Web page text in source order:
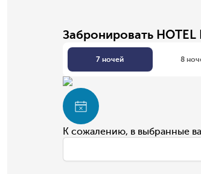
Забронировать HOTEL
7 ночей 8
К сожалению, в выбранные